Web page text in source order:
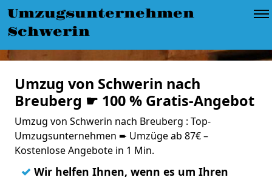
Umzugsunternehmen
Schwerin
Umzug von Schwerin nach
Breuberg ☛ 100 % Gratis-Angebot
Umzug von Schwerin nach Breuberg : Top-
Umzugsunternehmen ➨ Umzüge ab 87€ –
Kostenlose Angebote in 1 Min.
✓ Wir helfen Ihnen, wenn es um Ihren